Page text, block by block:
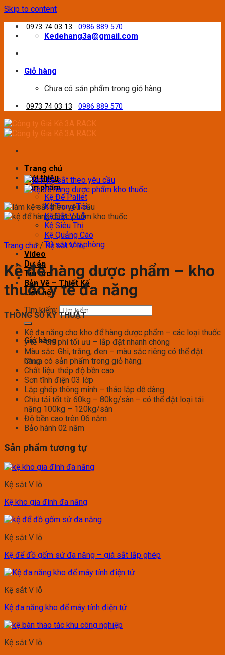
Skip to content
0973 74 03 13 0986 889 570
Kedehang3a@gmail.com
Giỏ hàng
Chưa có sản phẩm trong giỏ hàng.
0973 74 03 13 0986 889 570
Trang chủ
Giới thiệu
Sản phẩm
Kệ Để Pallet
Kệ Trung Tải
Kệ Sắt V Lỗ
Kệ Siêu Thị
Kệ Quảng Cáo
Tủ sắt văn phòng
Video
Dự án
Tin tức
Bản Vẽ – Thiết Kế
Liên hệ
Tìm kiếm:
Giỏ hàng
Chưa có sản phẩm trong giỏ hàng.
Trang chủ / Kệ sắt V lỗ
Kệ để hàng dược phẩm – kho
thuốc y tế đa năng
THÔNG SỐ KỸ THUẬT
Kệ đa năng cho kho để hàng dược phẩm – các loại thuốc
y tế – chi phí tối ưu – lắp đặt nhanh chóng
Màu sắc: Ghi, trắng, đen – màu sắc riêng có thể đặt
hàng
Chất liệu: thép độ bền cao
Sơn tĩnh điện 03 lớp
Lắp ghép thông minh – tháo lắp dễ dàng
Chịu tải tốt từ 60kg – 80kg/sàn – có thể đặt loại tải
nặng 100kg – 120kg/sàn
Độ bền cao trên 06 năm
Bảo hành 02 năm
Sản phẩm tương tự
Kệ sắt V lỗ
Kệ kho gia đình đa năng
Kệ sắt V lỗ
Kệ để đồ gốm sứ đa năng – giá sắt lắp ghép
Kệ sắt V lỗ
Kệ đa năng kho để máy tính điện tử
Kệ sắt V lỗ